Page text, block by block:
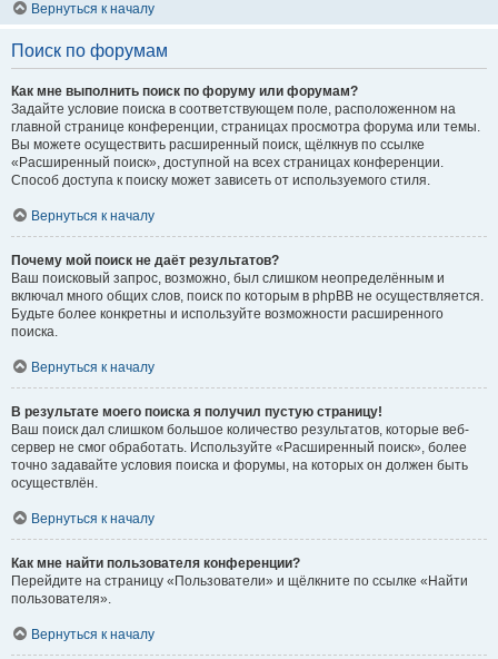
Вернуться к началу
Поиск по форумам
Как мне выполнить поиск по форуму или форумам?
Задайте условие поиска в соответствующем поле, расположенном на
главной странице конференции, страницах просмотра форума или темы.
Вы можете осуществить расширенный поиск, щёлкнув по ссылке
«Расширенный поиск», доступной на всех страницах конференции.
Способ доступа к поиску может зависеть от используемого стиля.
Вернуться к началу
Почему мой поиск не даёт результатов?
Ваш поисковый запрос, возможно, был слишком неопределённым и
включал много общих слов, поиск по которым в phpBB не осуществляется.
Будьте более конкретны и используйте возможности расширенного
поиска.
Вернуться к началу
В результате моего поиска я получил пустую страницу!
Ваш поиск дал слишком большое количество результатов, которые веб-
сервер не смог обработать. Используйте «Расширенный поиск», более
точно задавайте условия поиска и форумы, на которых он должен быть
осуществлён.
Вернуться к началу
Как мне найти пользователя конференции?
Перейдите на страницу «Пользователи» и щёлкните по ссылке «Найти
пользователя».
Вернуться к началу